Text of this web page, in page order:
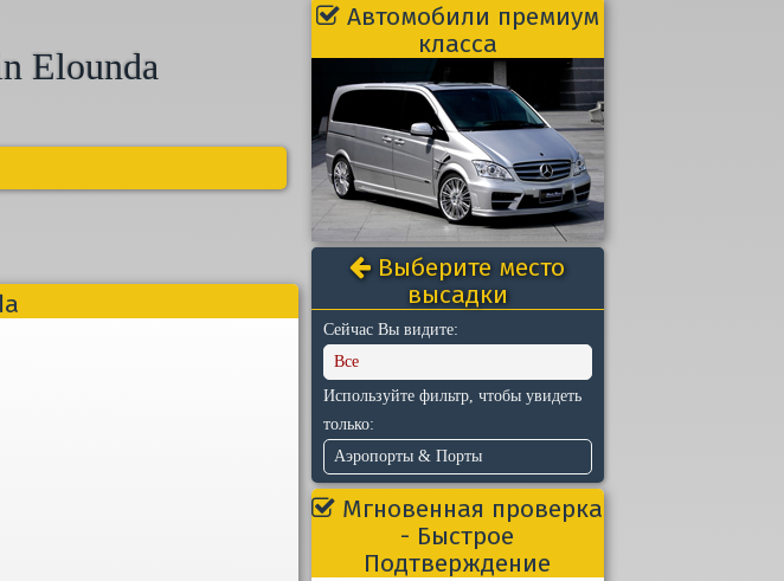
Elounda
Автомобили премиум
класса
Выберите место
высадки
Сейчас Вы видите:
Все
Используйте фильтр, чтобы увидеть
только:
Аэропорты & Порты
Мгновенная проверка
- Быстрое
Подтверждение